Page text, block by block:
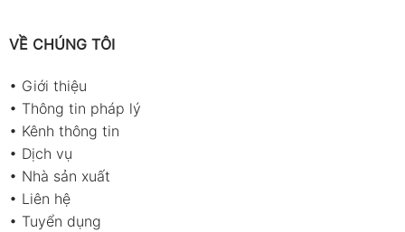
VỀ CHÚNG TÔI
• Giới thiệu
• Thông tin pháp lý
• Kênh thông tin
• Dịch vụ
• Nhà sản xuất
• Liên hệ
• Tuyển dụng